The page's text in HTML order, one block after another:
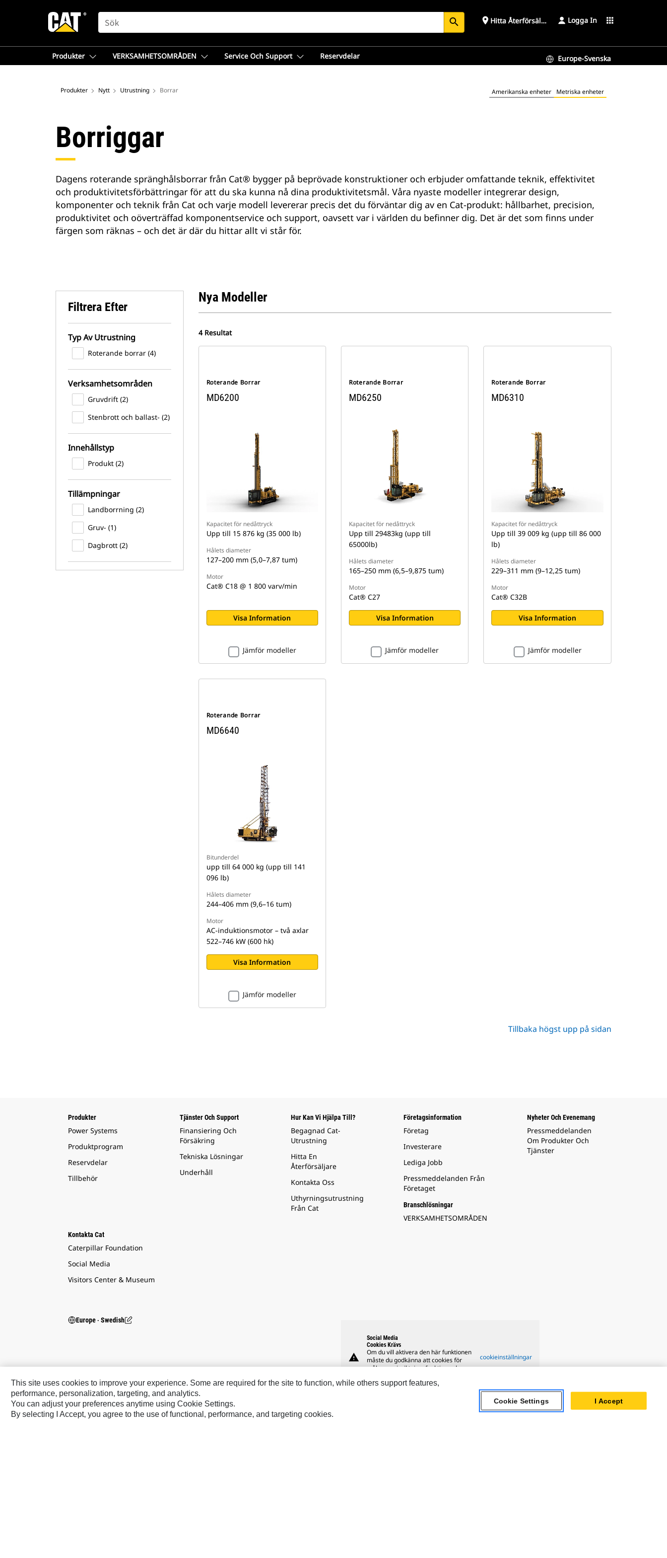
SEARCH search place Hitta Återförsäljare Logga In apps
Produkter VERKSAMHETSOMRÅDEN Service Och Support Reservdelar Europe-Svenska
Produkter Nytt Utrustning Borrar Amerikanska enheter Metriska enheter
Borriggar
Dagens roterande spränghålsborrar från Cat® bygger på beprövade konstruktioner och erbjuder omfattande teknik, effektivitet
och produktivitetsförbättringar för att du ska kunna nå dina produktivitetsmål. Våra nyaste modeller integrerar design,
komponenter och teknik från Cat och varje modell levererar precis det du förväntar dig av en Cat-produkt: hållbarhet, precision,
produktivitet och oöverträffad komponentservice och support, oavsett var i världen du befinner dig. Det är det som finns under
färgen som räknas – och det är där du hittar allt vi står för.
Filtrera Efter
Typ Av Utrustning
Roterande borrar (4)
Verksamhetsområden
Gruvdrift (2)
Stenbrott och ballast- (2)
Innehållstyp
Produkt (2)
Tillämpningar
Landborrning (2)
Gruv- (1)
Dagbrott (2)
Nya Modeller
4 Resultat
Roterande Borrar
MD6200
Kapacitet för nedåttryck
Upp till 15 876 kg (35 000 lb)
Hålets diameter
127–200 mm (5,0–7,87 tum)
Motor
Cat® C18 @ 1 800 varv/min
Visa Information
Jämför modeller
Roterande Borrar
MD6250
Kapacitet för nedåttryck
Upp till 29483kg (upp till
65000lb)
Hålets diameter
165–250 mm (6,5–9,875 tum)
Motor
Cat® C27
Visa Information
Jämför modeller
Roterande Borrar
MD6310
Kapacitet för nedåttryck
Upp till 39 009 kg (upp till 86 000
lb)
Hålets diameter
229–311 mm (9–12,25 tum)
Motor
Cat® C32B
Visa Information
Jämför modeller
Roterande Borrar
MD6640
Bitunderdel
upp till 64 000 kg (upp till 141
096 lb)
Hålets diameter
244–406 mm (9,6–16 tum)
Motor
AC-induktionsmotor – två axlar
522–746 kW (600 hk)
Visa Information
Jämför modeller
Tillbaka högst upp på sidan
Produkter
Power Systems
Produktprogram
Reservdelar
Tillbehör
Tjänster Och Support
Finansiering Och
Försäkring
Tekniska Lösningar
Underhåll
Hur Kan Vi Hjälpa Till?
Begagnad Cat-
Utrustning
Hitta En
Återförsäljare
Kontakta Oss
Uthyrningsutrustning
Från Cat
Företagsinformation
Företag
Investerare
Lediga Jobb
Pressmeddelanden Från
Företaget
Branschlösningar
VERKSAMHETSOMRÅDEN
Nyheter Och Evenemang
Pressmeddelanden
Om Produkter Och
Tjänster
Kontakta Cat
Caterpillar Foundation
Social Media
Visitors Center & Museum
Europe ‧ Swedish
warning
Social Media
Cookies Krävs
Om du vill aktivera den här funktionen
måste du godkänna att cookies för
målgruppsinriktning, funktion och
cookieinställningar
This site uses cookies to improve your experience. Some are required for the site to function, while others support features,
performance, personalization, targeting, and analytics.
You can adjust your preferences anytime using Cookie Settings.
By selecting I Accept, you agree to the use of functional, performance, and targeting cookies.
Cookie Settings I Accept